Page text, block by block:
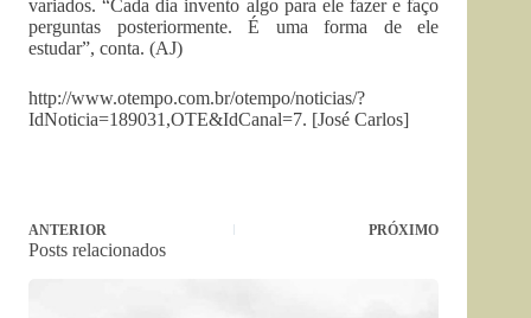
variados. “Cada dia invento algo para ele fazer e faço
perguntas posteriormente. É uma forma de ele
estudar”, conta. (AJ)
http://www.otempo.com.br/otempo/noticias/?
IdNoticia=189031,OTE&IdCanal=7. [José Carlos]
ANTERIOR PRÓXIMO
Posts relacionados